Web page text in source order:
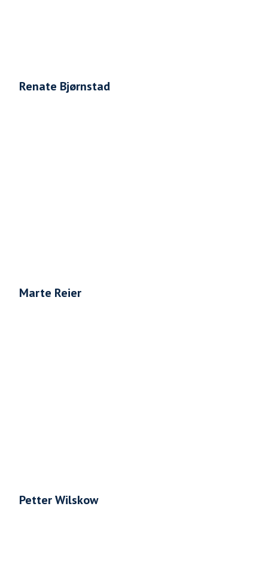
Renate Bjørnstad
Marte Reier
Petter Wilskow